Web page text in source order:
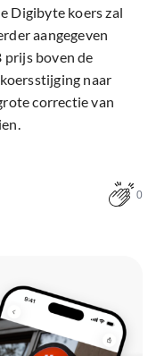
Digibyte koers zal
aangegeven
prijs boven de
naar
correctie van
0